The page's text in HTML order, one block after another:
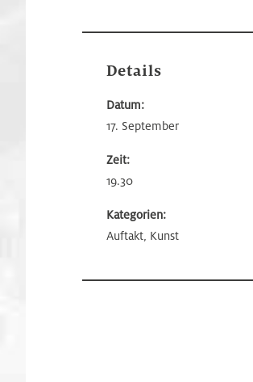
Details
Datum:
17. September
Zeit:
19.30
Kategorien:
Auftakt, Kunst